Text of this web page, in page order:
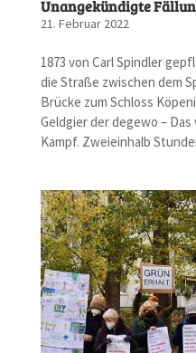
Unangekündigte
21. Februar 2022
1873 von Carl Spindler
die Straße zwischen dem
Brücke zum Schloss
Geldgier der degewo –
Kampf. Zweieinhalb